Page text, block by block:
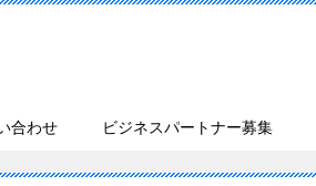
合わせ ビジネスパートナー募集